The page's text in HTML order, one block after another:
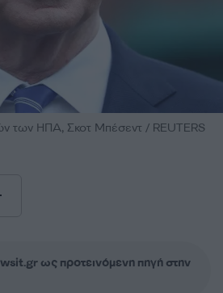
των ΗΠΑ, Σκοτ Μπέσεντ / REUTERS
ως προτεινόμενη πηγή στην